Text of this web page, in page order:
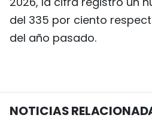
del 335 por ciento
del año pasado.
NOTICIAS